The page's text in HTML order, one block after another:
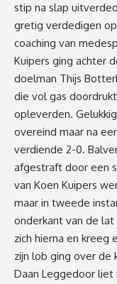
stip na slap
gretig verdedigen
coaching van
Kuipers ging achter
doelman Thijs
die vol gas
opleverden.
overeind maar na
verdiende 2-0.
afgestraft door een
van Koen Kuipers
maar in tweede
onderkant van de lat
zich hierna en kreeg
zijn lob ging over de
Daan Leggedoor liet